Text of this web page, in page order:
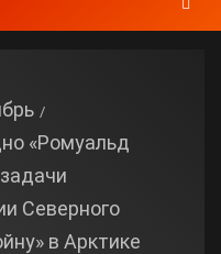
«Ромуальд
Северного
в Арктике